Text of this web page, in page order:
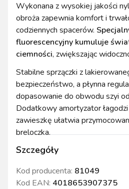
Szczegóły
Kod producenta: 81049
Kod EAN: 4018653907375
Wykonana z wysokiej jakości
obroża zapewnia komfort i
codziennych spacerów.
fluorescencyjny kumuluje
ciemności, zwiększając
Stabilne sprzączki z
bezpieczeństwo, a płynna
dopasowanie do obwodu szyi
Dodatkowy amortyzator łagodzi
zawieszkę ułatwia
breloczka.